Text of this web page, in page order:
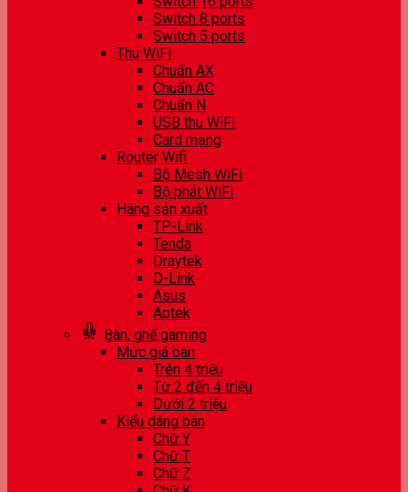
Switch 8 ports
Switch 5 ports
Thu WiFi
Chuẩn AX
Chuẩn AC
Chuẩn N
USB thu WiFi
Card mạng
Router Wifi
Bộ Mesh WiFi
Bộ phát WiFi
Hãng sản xuất
TP-Link
Tenda
Draytek
D-Link
Asus
Aptek
Bàn, ghế gaming
Mức giá bàn
Trên 4 triệu
Từ 2 đến 4 triệu
Dưới 2 triệu
Kiểu dáng bàn
Chữ Y
Chữ T
Chữ Z